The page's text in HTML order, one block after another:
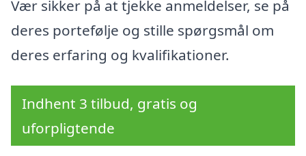
Vær sikker på at tjekke anmeldelser, se på
deres portefølje og stille spørgsmål om
deres erfaring og kvalifikationer.
Indhent 3 tilbud, gratis og
uforpligtende